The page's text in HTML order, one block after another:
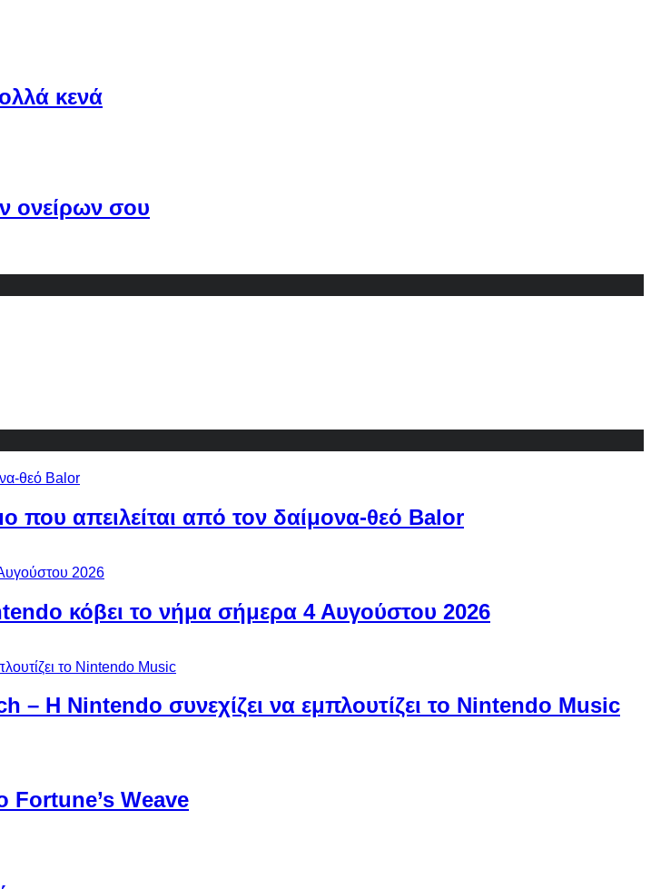
κενά
ονείρων σου
που απειλείται από τον δαίμονα-θεό Balor
κόβει το νήμα σήμερα 4 Αυγούστου 2026
– Η Nintendo συνεχίζει να εμπλουτίζει το Nintendo Music
Fortune’s Weave